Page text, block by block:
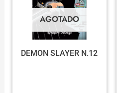
AGOTADO
DEMON SLAYER N.12